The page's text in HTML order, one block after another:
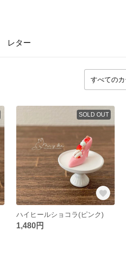
レター
SOLD OUT
ハイヒールショコラ(ピンク)
1,480円